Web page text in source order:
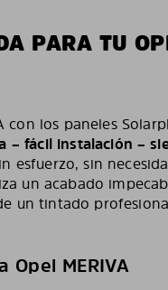
PARA TU
con los paneles
– fácil instalación –
esfuerzo, sin
un acabado
un tintado
Opel MERIVA